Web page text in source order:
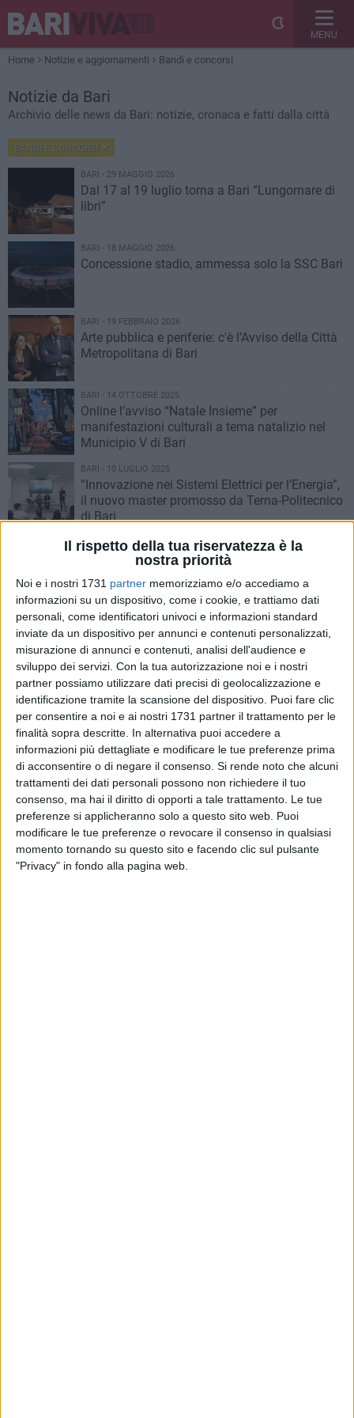
Il rispetto della tua riservatezza è la
nostra priorità
Noi e i nostri 1731 partner memorizziamo e/o accediamo a
informazioni su un dispositivo, come i cookie, e trattiamo dati
personali, come identificatori univoci e informazioni standard
inviate da un dispositivo per annunci e contenuti personalizzati,
misurazione di annunci e contenuti, analisi dell'audience e
sviluppo dei servizi. Con la tua autorizzazione noi e i nostri
partner possiamo utilizzare dati precisi di geolocalizzazione e
identificazione tramite la scansione del dispositivo. Puoi fare clic
per consentire a noi e ai nostri 1731 partner il trattamento per le
finalità sopra descritte. In alternativa puoi accedere a
informazioni più dettagliate e modificare le tue preferenze prima
di acconsentire o di negare il consenso. Si rende noto che alcuni
trattamenti dei dati personali possono non richiedere il tuo
consenso, ma hai il diritto di opporti a tale trattamento. Le tue
preferenze si applicheranno solo a questo sito web. Puoi
modificare le tue preferenze o revocare il consenso in qualsiasi
momento tornando su questo sito e facendo clic sul pulsante
"Privacy" in fondo alla pagina web.
MENU
Home Notizie e aggiornamenti Bandi e concorsi
Notizie da Bari
Archivio delle news da Bari: notizie, cronaca e fatti dalla città
BANDI E CONCORSI
BARI - 29 MAGGIO 2026
Dal 17 al 19 luglio torna a Bari “Lungomare di
libri”
BARI - 18 MAGGIO 2026
Concessione stadio, ammessa solo la SSC Bari
BARI - 19 FEBBRAIO 2026
Arte pubblica e periferie: c'è l’Avviso della Città
Metropolitana di Bari
BARI - 14 OTTOBRE 2025
Online l’avviso “Natale Insieme” per
manifestazioni culturali a tema natalizio nel
Municipio V di Bari
BARI - 10 LUGLIO 2025
“Innovazione nei Sistemi Elettrici per l’Energia”,
il nuovo master promosso da Terna-Politecnico
di Bari
BARI - 9 LUGLIO 2025
Strade Vive, dal 15 luglio il tour nei municipi di
BARI - 13 NOVEMBRE 2024
Online l’avviso per la concessione in uso dei
locali interni allo stadio della vittoria per le arti
marziali
BARI - 8 NOVEMBRE 2024
Turismo del mare, pubblicato l'avviso per
promuovere il brand della Puglia
BARI - 10 OTTOBRE 2024
Per il Sud 2.200 nuove assunzioni per
migliorare l’impiego dei fondi europei: al via il
concorso
BARI - 20 SETTEMBRE 2024
L'ARPA Puglia cerca avvocati